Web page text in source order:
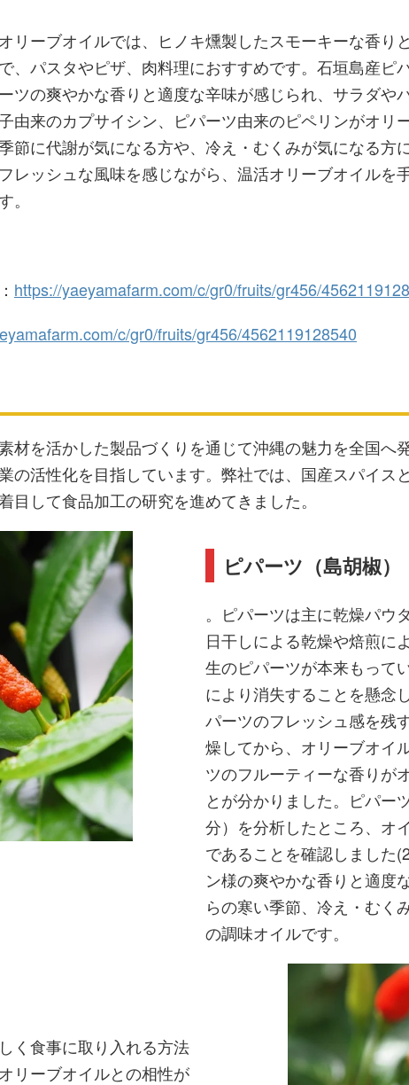
リーブオイルでは、ヒノキ燻製したスモーキーな香り
、パスタやピザ、肉料理におすすめです。石垣島産ピ
ツの爽やかな香りと適度な辛味が感じられ、サラダや
由来のカプサイシン、ピパーツ由来のピペリンがオリ
節に代謝が気になる方や、冷え・むくみが気になる方
レッシュな風味を感じながら、温活オリーブオイルを
。
https://yaeyamafarm.com/c/gr0/fruits/gr456/
c/gr0/fruits/gr456/4562119128540
材を活かした製品づくりを通じて沖縄の魅力を全国へ
の活性化を目指しています。弊社では、国産スパイス
目して食品加工の研究を進めてきました。
ピパーツ（島胡椒）
。ピパーツは主に乾燥パウ
日干しによる乾燥や焙煎に
生のピパーツが本来もって
により消失することを懸念
パーツのフレッシュ感を残
燥してから、オリーブオイ
ツのフルーティーな香りが
とが分かりました。ピパー
分）を分析したところ、オ
であることを確認しまし
ン様の爽やかな香りと適度
らの寒い季節、冷え・むく
の調味オイルです。
く食事に取り入れる方法
リーブオイルとの相性が